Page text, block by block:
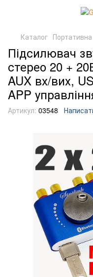
Каталог Портативна
Підсилювач
стерео 20 +
AUX вх/вих,
APP
Артикул: 03548